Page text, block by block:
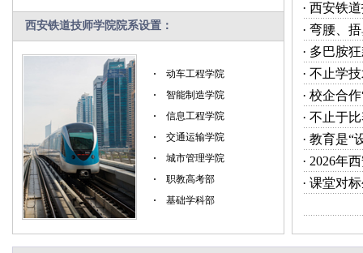
西安铁道技师学院院系设置：
·
动车工程学院
·
智能制造学院
·
信息工程学院
·
交通运输学院
·
城市管理学院
·
职教高考部
·
基础学科部
· 西安铁
· 弯腰、
· 多巴胺
· 不止学
· 校企合
· 不止于
· 教育是“
· 2026年
· 课堂对